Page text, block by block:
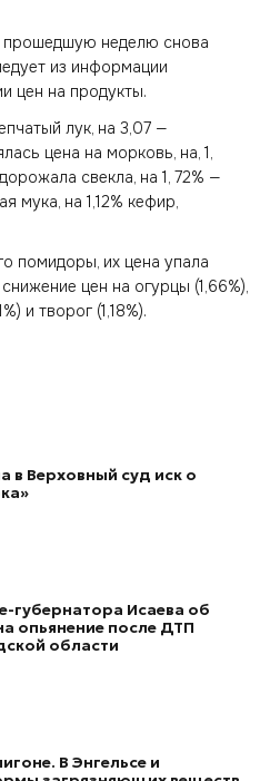
прошедшую неделю снова
из информации
цен на продукты.
лук, на 3,07 —
цена на морковь, на, 1,
свекла, на 1, 72% —
мука, на 1,12% кефир,
помидоры, их цена упала
цен на огурцы (1,66%),
и творог (1,18%).
в Верховный суд иск о
губернатора Исаева об
опьянение после ДТП
области
В Энгельсе и